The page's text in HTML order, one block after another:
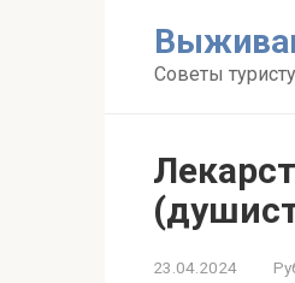
Советы
23.04.2024